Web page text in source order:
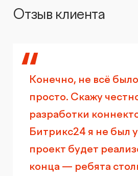
Отзыв клиента
Конечно, не всё
просто. Скажу
разработки
Битрикс24 я не был
проект будет
конца — ребята